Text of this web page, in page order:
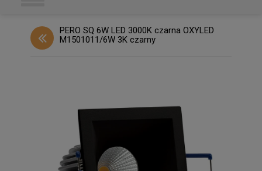
PERO SQ 6W LED 3000K czarna OXYLED
M1501011/6W 3K czarny